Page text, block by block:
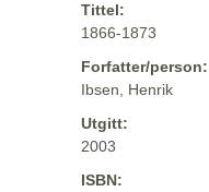
Tittel:
1866-1873
Forfatter/person:
Ibsen, Henrik
Utgitt:
2003
ISBN: